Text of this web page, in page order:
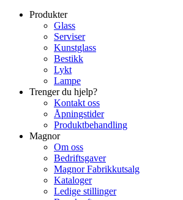
Produkter
Glass
Serviser
Kunstglass
Bestikk
Lykt
Lampe
Trenger du hjelp?
Kontakt oss
Åpningstider
Produktbehandling
Magnor
Om oss
Bedriftsgaver
Magnor Fabrikkutsalg
Kataloger
Ledige stillinger